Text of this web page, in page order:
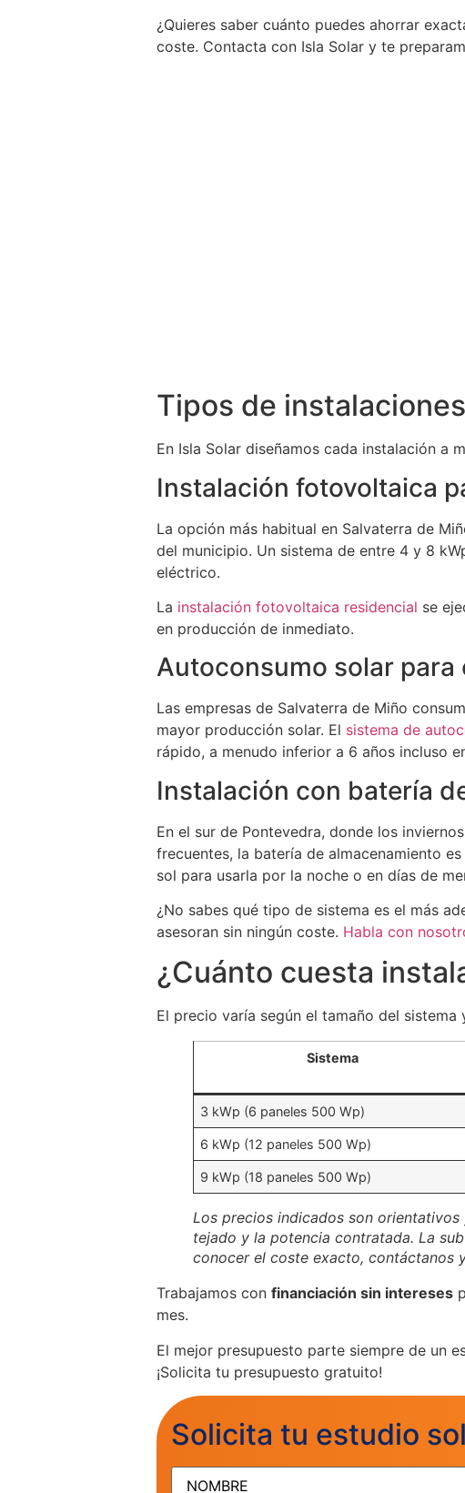
¿Quieres saber cuánto puedes ahorrar
coste. Contacta con Isla Solar y te
Tipos de
En Isla Solar diseñamos cada instalación a
Instalación fotovoltaica
La opción más habitual en Salvaterra de
del municipio. Un sistema de entre 4 y 8
eléctrico.
La instalación fotovoltaica residencial se
en producción de inmediato.
Autoconsumo solar para
Las empresas de Salvaterra de Miño
mayor producción solar. El sistema de
rápido, a menudo inferior a 6 años incluso
Instalación con batería
En el sur de Pontevedra, donde los
frecuentes, la batería de almacenamiento
sol para usarla por la noche o en días de
¿No sabes qué tipo de sistema es el más
asesoran sin ningún coste. Habla con
¿Cuánto cuesta
El precio varía según el tamaño del
Sistema
3 kWp (6 paneles 500 Wp)
6 kWp (12 paneles 500 Wp)
9 kWp (18 paneles 500 Wp)
Los precios indicados son
tejado y la potencia contratada. La
conocer el coste exacto, contáctanos
Trabajamos con financiación sin intereses
mes.
El mejor presupuesto parte siempre de un
¡Solicita tu presupuesto gratuito!
Solicita tu estudio
NOMBRE(Obligatorio)